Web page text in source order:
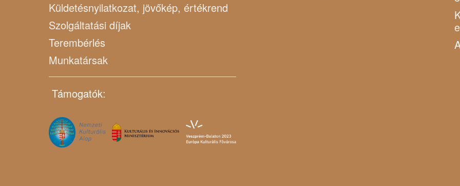
Küldetésnyilatkozat, jövőkép, értékrend
Szolgáltatási díjak
Terembérlés
Munkatársak
Támogatók: